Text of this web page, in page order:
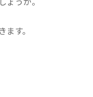
ょうか。
ます。